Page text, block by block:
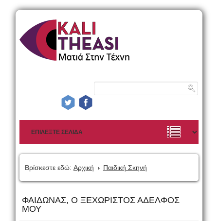
Βρίσκεστε εδώ: Αρχική Παιδική Σκηνή
ΦΑΙΔΩΝΑΣ, Ο ΞΕΧΩΡΙΣΤΟΣ ΑΔΕΛΦΟΣ
ΜΟΥ